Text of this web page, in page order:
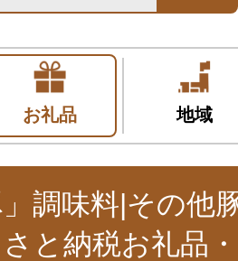
お礼品 地域
」調味料|その他
と納税お礼品